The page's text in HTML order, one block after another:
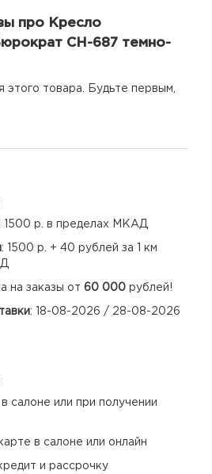
про Кресло
CH-687 темно-
этого товара. Будьте первым,
1500 р. в пределах МКАД
: 1500 р. + 40 рублей за 1 км
на заказы от 60 000 рублей!
: 18-08-2026 / 28-08-2026
салоне или при получении
в салоне или онлайн
и рассрочку